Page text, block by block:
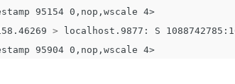
95154 0,nop,wscale 4>
> localhost.9877: S